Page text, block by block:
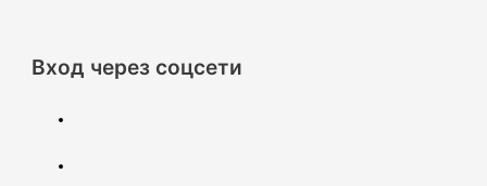
Вход через соцсети